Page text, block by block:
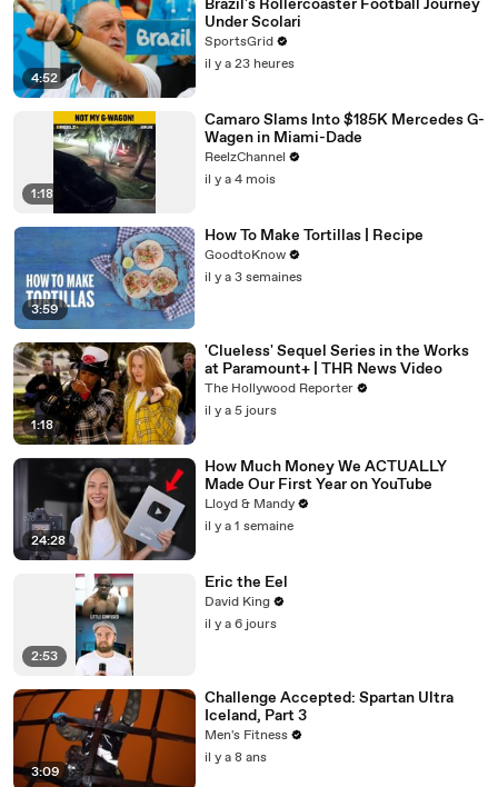
4:52
Brazil's Rollercoaster Football Journey
Under Scolari
SportsGrid
il y a 23 heures
1:18
Camaro Slams Into $185K Mercedes G-
Wagen in Miami-Dade
ReelzChannel
il y a 4 mois
3:59
How To Make Tortillas | Recipe
GoodtoKnow
il y a 3 semaines
1:18
'Clueless' Sequel Series in the Works
at Paramount+ | THR News Video
The Hollywood Reporter
il y a 5 jours
24:28
How Much Money We ACTUALLY
Made Our First Year on YouTube
Lloyd & Mandy
il y a 1 semaine
2:53
Eric the Eel
David King
il y a 6 jours
3:09
Challenge Accepted: Spartan Ultra
Iceland, Part 3
Men's Fitness
il y a 8 ans